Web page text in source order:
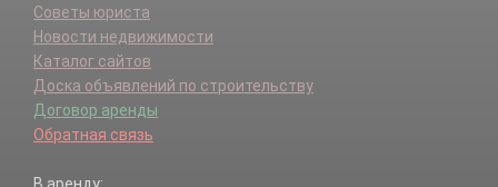
Тамбовский р-н.
Токаревский р-н.
Уварово г.
Уваровский р-н.
Уметский р-н.
Советы юриста
Новости недвижимости
Каталог сайтов
Доска объявлений по строительству
Договор аренды
Обратная связь
В аренду: